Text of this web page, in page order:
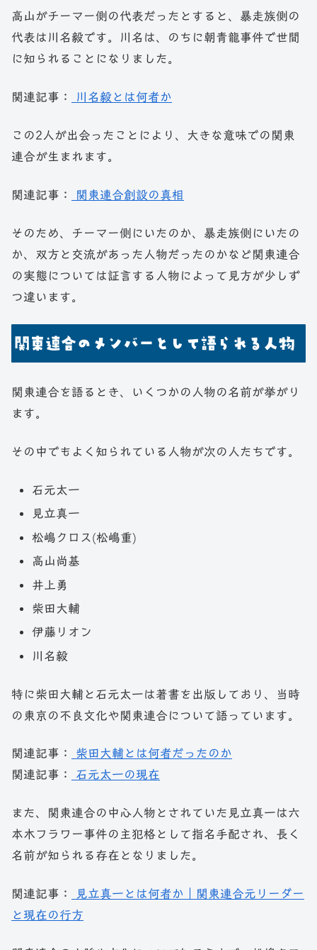
高山がチーマー側の代表だったとすると、暴走族側の
代表は川名毅です。川名は、のちに朝青龍事件で世間
に知られることになりました。
関連記事： 川名毅とは何者か
この2人が出会ったことにより、大きな意味での関東
連合が生まれます。
関連記事： 関東連合創設の真相
そのため、チーマー側にいたのか、暴走族側にいたの
か、双方と交流があった人物だったのかなど関東連合
の実態については証言する人物によって見方が少しず
つ違います。
関東連合のメンバーとして語られる人物
関東連合を語るとき、いくつかの人物の名前が挙がり
ます。
その中でもよく知られている人物が次の人たちです。
石元太一
見立真一
松嶋クロス(松嶋重)
高山尚基
井上勇
柴田大輔
伊藤リオン
川名毅
特に柴田大輔と石元太一は著書を出版しており、当時
の東京の不良文化や関東連合について語っています。
関連記事：
柴田大輔とは何者だったのか
関連記事：
石元太一の現在
また、関東連合の中心人物とされていた見立真一は六
本木フラワー事件の主犯格として指名手配され、長く
名前が知られる存在となりました。
関連記事：
見立真一とは何者か｜関東連合元リーダー
と現在の行方